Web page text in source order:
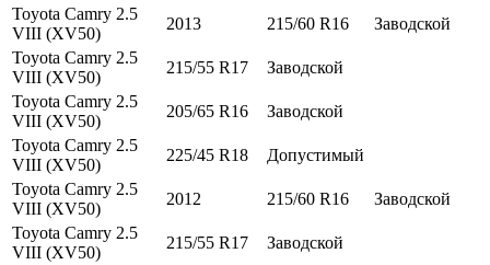
Toyota Camry 2.5
VIII (XV50)
2013 215/60 R16
Заводской
Toyota Camry 2.5
VIII (XV50)
215/55 R17
Заводской
Toyota Camry 2.5
VIII (XV50)
205/65 R16
Заводской
Toyota Camry 2.5
VIII (XV50)
225/45 R18
Допустимый
Toyota Camry 2.5
VIII (XV50)
2012 215/60 R16
Заводской
Toyota Camry 2.5
VIII (XV50)
215/55 R17
Заводской